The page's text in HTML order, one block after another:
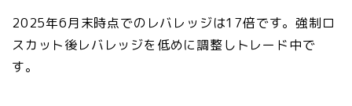
2025年6月末時点でのレバレッジは17倍です。強制ロ
スカット後レバレッジを低めに調整しトレード中で
す。